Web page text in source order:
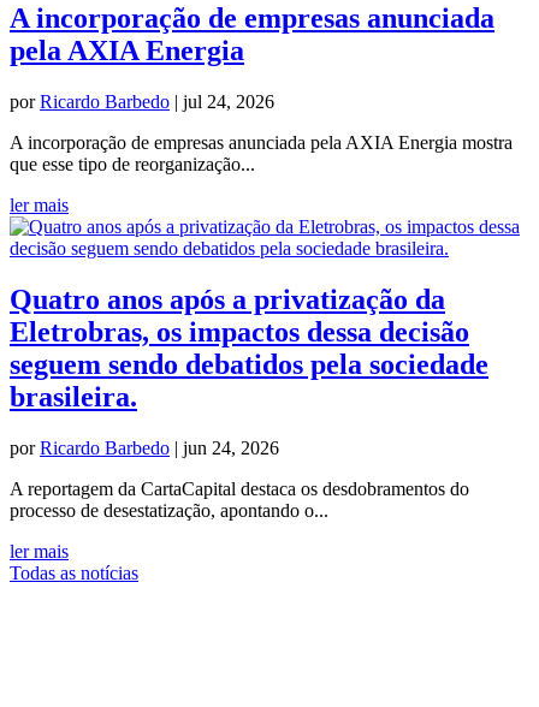
A incorporação de empresas anunciada
pela AXIA Energia
porRicardo Barbedo | jul 24, 2026
A incorporação de empresas anunciada pela AXIA Energia mostra
que esse tipo de reorganização...
ler mais
Quatro anos após a privatização da
Eletrobras, os impactos dessa decisão
seguem sendo debatidos pela sociedade
brasileira.
porRicardo Barbedo | jun 24, 2026
A reportagem da CartaCapital destaca os desdobramentos do
processo de desestatização, apontando o...
ler mais
Todas as notícias